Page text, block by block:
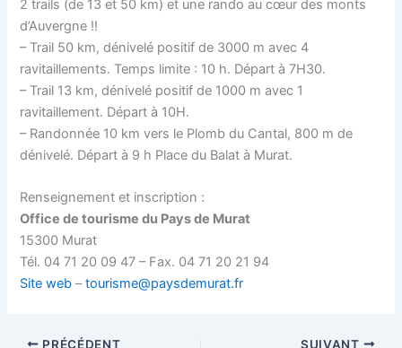
2 trails (de 13 et 50 km) et une rando au cœur des monts
d’Auvergne !!
– Trail 50 km, dénivelé positif de 3000 m avec 4
ravitaillements. Temps limite : 10 h. Départ à 7H30.
– Trail 13 km, dénivelé positif de 1000 m avec 1
ravitaillement. Départ à 10H.
– Randonnée 10 km vers le Plomb du Cantal, 800 m de
dénivelé. Départ à 9 h Place du Balat à Murat.
Renseignement et inscription :
Office de tourisme du Pays de Murat
15300 Murat
Tél. 04 71 20 09 47 – Fax. 04 71 20 21 94
Site web –tourisme@paysdemurat.fr
PRÉCÉDENT SUIVANT